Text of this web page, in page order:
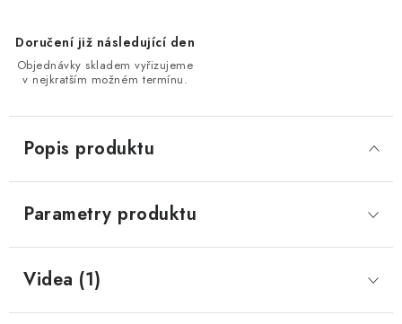
Doručení již následující den
Objednávky skladem vyřizujeme
v nejkratším možném termínu.
Popis produktu
Parametry produktu
Videa (1)